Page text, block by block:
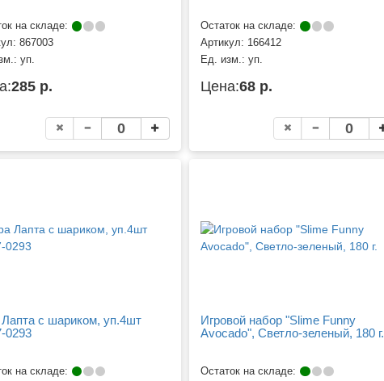
на складе:
867003
уп.
285 р.
Остаток на складе:
Артикул: 166412
Ед. изм.: уп.
Цена:68 р.
Лапта с шариком, уп.4шт
0293
на складе:
Игровой набор "Slime Funny
Avocado", Светло-зеленый, 180 г.
Остаток на складе: